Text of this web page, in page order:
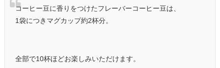
コーヒー豆に香りをつけたフレーバーコーヒー豆は、
1袋につきマグカップ約2杯分。
全部で10杯ほどお楽しみいただけます。